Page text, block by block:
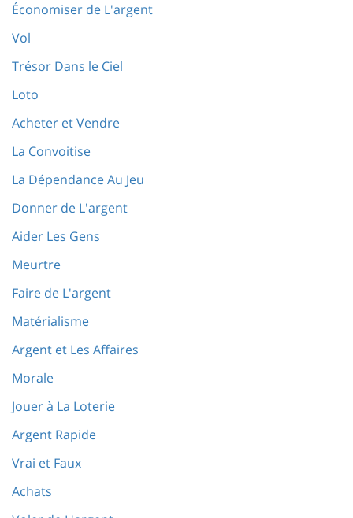
Économiser de L'argent
Vol
Trésor Dans le Ciel
Loto
Acheter et Vendre
La Convoitise
La Dépendance Au Jeu
Donner de L'argent
Aider Les Gens
Meurtre
Faire de L'argent
Matérialisme
Argent et Les Affaires
Morale
Jouer à La Loterie
Argent Rapide
Vrai et Faux
Achats